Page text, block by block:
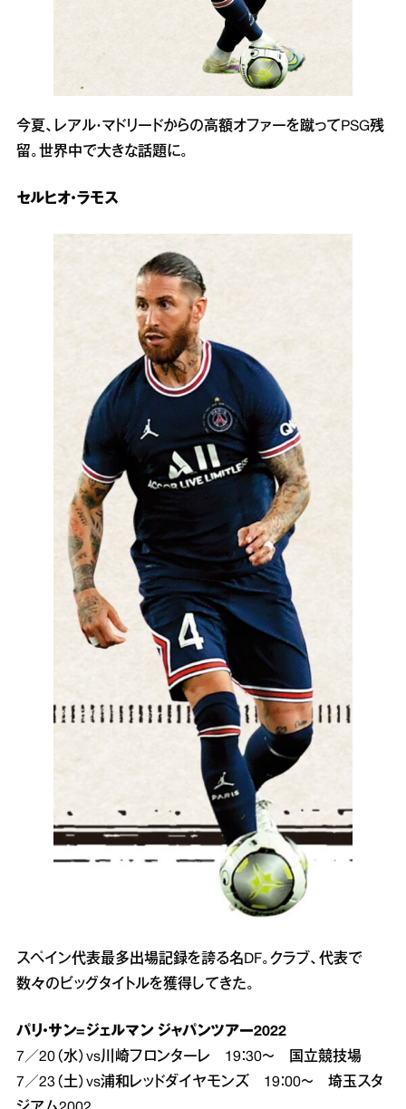
今夏、レアル・マドリードからの高額オファーを蹴ってPSG残
留。世界中で大きな話題に。
セルヒオ・ラモス
スペイン代表最多出場記録を誇る名DF。クラブ、代表で
数々のビッグタイトルを獲得してきた。
パリ・サン=ジェルマン ジャパンツアー2022
7／20（水）vs川崎フロンターレ 19：30～ 国立競技場
7／23（土）vs浦和レッドダイヤモンズ 19：00～ 埼玉スタ